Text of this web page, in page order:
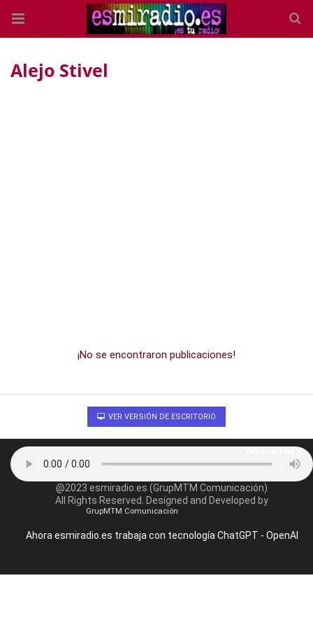
Alejo Stivel
¡No se encontraron publicaciones!
VER VERSIÓN DE ESCRITORIO
@2023 esmiradio.es (GrupMTM Comunicación)
All Rights Reserved. Designed and Developed by
GrupMTM Comunicación
Ahora esmiradio.es trabaja con tecnología ChatGPT - OpenAI